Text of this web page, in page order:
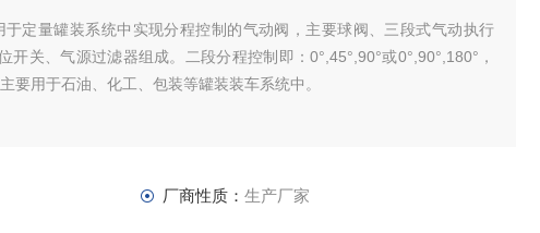
于定量罐装系统中实现分程控制的气动阀，主要球阀、三段式气动执行
关、气源过滤器组成。二段分程控制即：0°,45°,90°或0°,90°,180°，
要用于石油、化工、包装等罐装装车系统中。
厂商性质： 生产厂家